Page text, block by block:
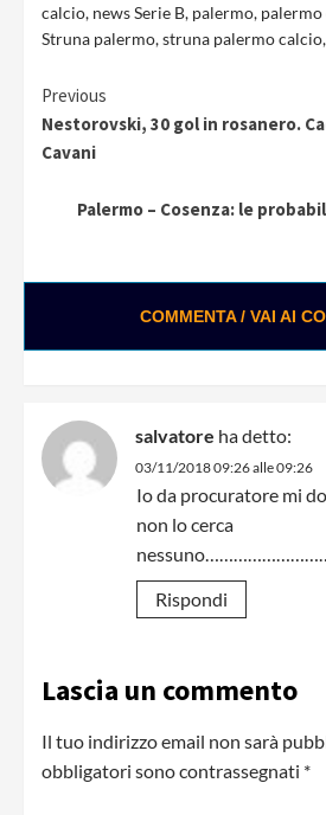
calcio, news Serie B, palermo,
Struna palermo,struna palermo calcio,
Continue
Reading
Previous
Nestorovski, 30 gol in rosanero.
Cavani
Palermo – Cosenza: le
COMMENTA / VAI AI
salvatore ha detto:
03/11/2018 09:26 alle 09:26
Io da procuratore mi
non lo cerca
Rispondi
Lascia un commento
Il tuo indirizzo email non sarà
obbligatori sono contrassegnati *